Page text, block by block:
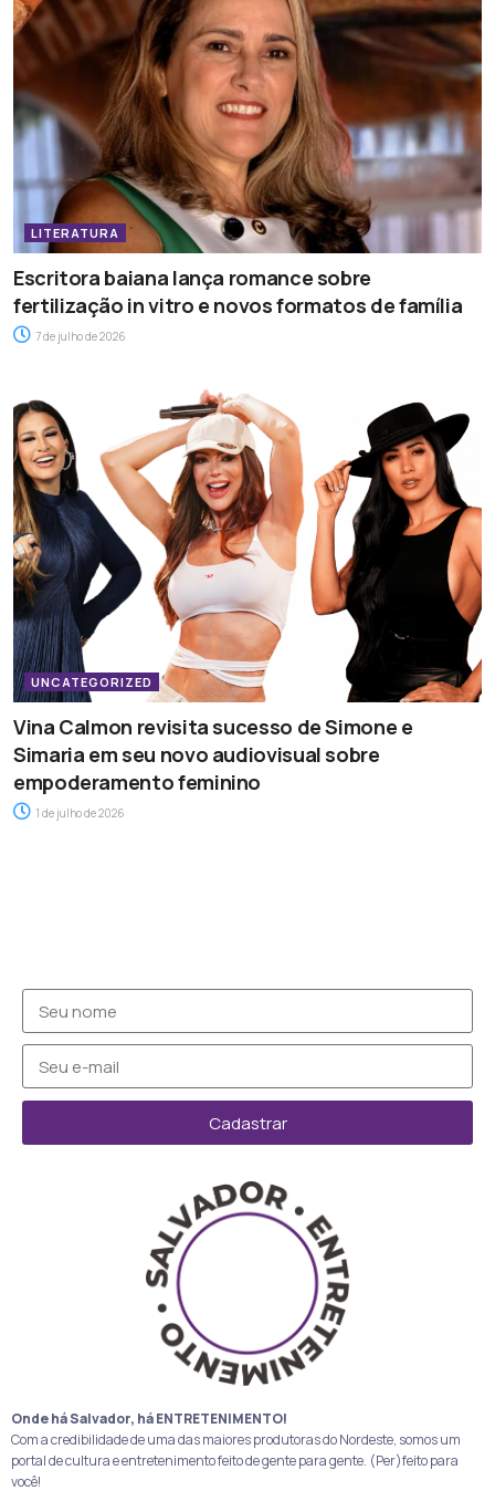
LITERATURA
Escritora baiana lança romance sobre
fertilização in vitro e novos formatos de família
7 de julho de 2026
UNCATEGORIZED
Vina Calmon revisita sucesso de Simone e
Simaria em seu novo audiovisual sobre
empoderamento feminino
1 de julho de 2026
Cadastrar
Onde há Salvador, há ENTRETENIMENTO!
Com a credibilidade de uma das maiores produtoras do Nordeste, somos um
portal de cultura e entretenimento feito de gente para gente. (Per)feito para
você!